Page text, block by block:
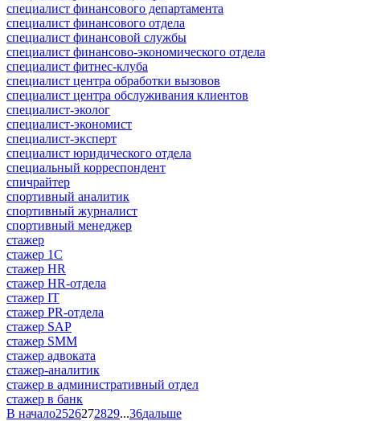
специалист финансового департамента
специалист финансового отдела
специалист финансовой службы
специалист финансово-экономического отдела
специалист фитнес-клуба
специалист центра обработки вызовов
специалист центра обслуживания клиентов
специалист-эколог
специалист-экономист
специалист-эксперт
специалист юридического отдела
специальный корреспондент
спичрайтер
спортивный аналитик
спортивный журналист
спортивный менеджер
стажер
стажер 1С
стажер HR
стажер HR-отдела
стажер IT
стажер PR-отдела
стажер SAP
стажер SMM
стажер адвоката
стажер-аналитик
стажер в административный отдел
стажер в банк
В начало2526272829...36дальше